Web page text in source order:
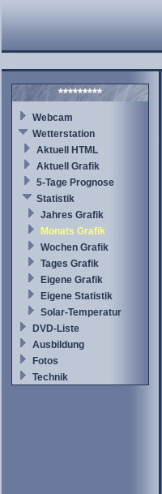
*********
Webcam
Wetterstation
Aktuell HTML
Aktuell Grafik
5-Tage Prognose
Statistik
Jahres Grafik
Monats Grafik
Wochen Grafik
Tages Grafik
Eigene Grafik
Eigene Statistik
Solar-Temperatur
DVD-Liste
Ausbildung
Fotos
Technik